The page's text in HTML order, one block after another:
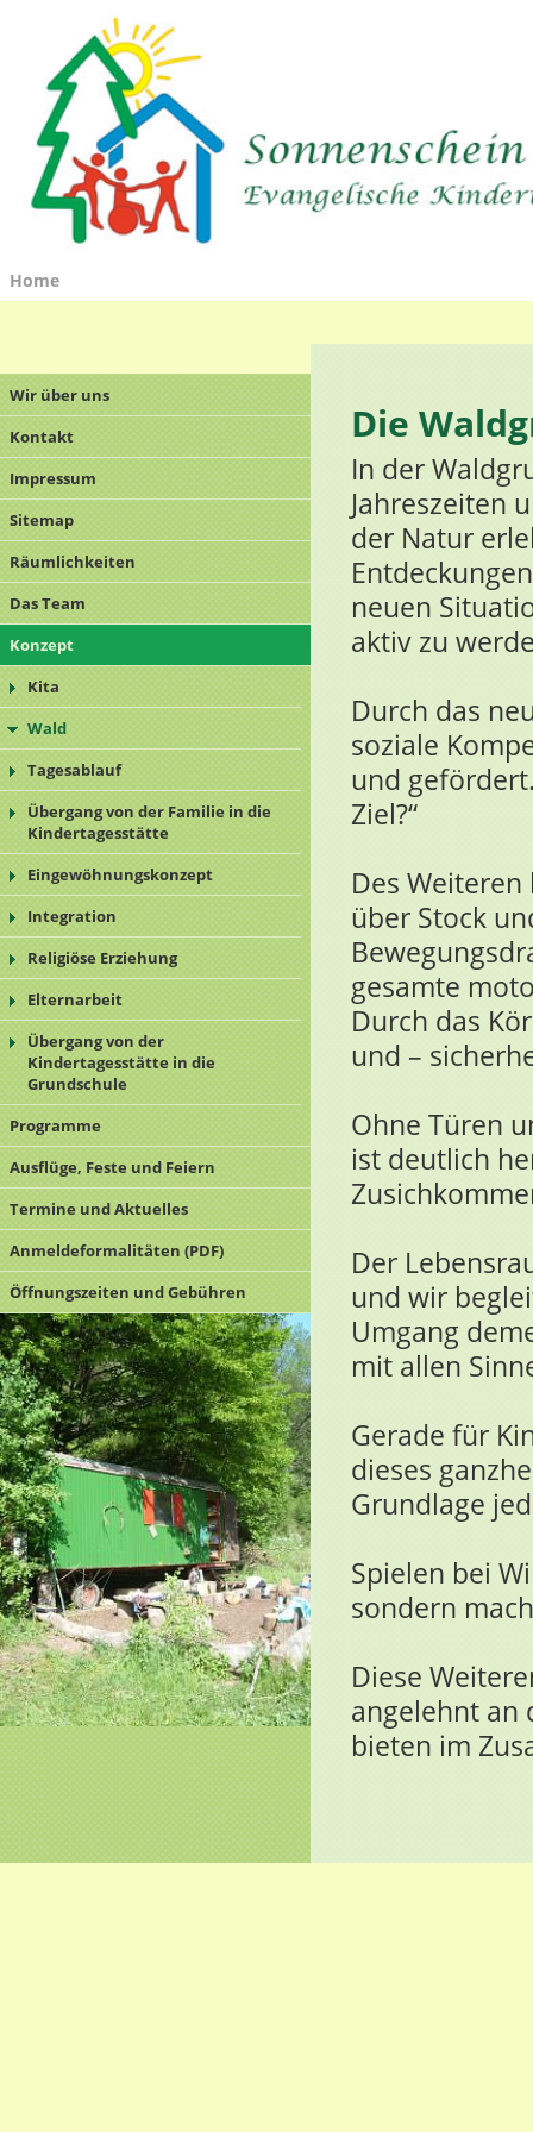
Home
Wir über uns
Kontakt
Impressum
Sitemap
Räumlichkeiten
Das Team
Konzept
Kita
Wald
Tagesablauf
Übergang von der Familie in die
Kindertagesstätte
Eingewöhnungskonzept
Integration
Religiöse Erziehung
Elternarbeit
Übergang von der
Kindertagesstätte in die
Grundschule
Programme
Ausflüge, Feste und Feiern
Termine und Aktuelles
Anmeldeformalitäten (PDF)
Öffnungszeiten und Gebühren
Die
In der
Jahreszeiten
der Natur
neuen
aktiv zu
Durch das
soziale
und
Ziel?“
Des
über Stock
gesamte
Durch das
und –
Ohne Türen
ist deutlich
Der
und wir
Umgang
mit allen
Gerade für
dieses
Grundlage
Spielen bei
sondern
Diese
angelehnt an
bieten im